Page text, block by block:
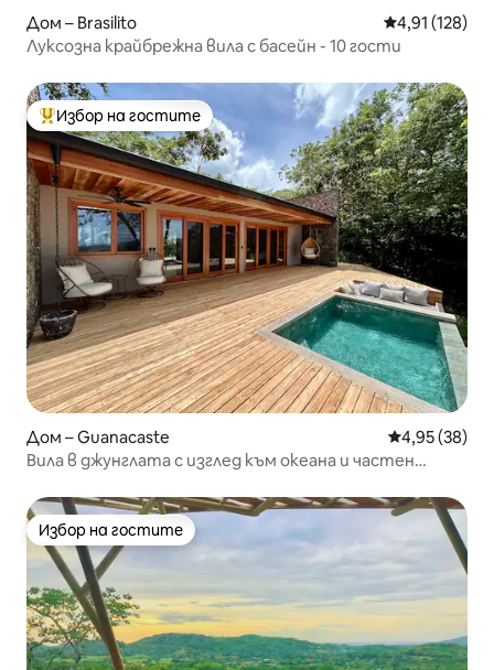
Дом – Brasilito Средна
4,91 (128)
Луксозна крайбрежна вила с басейн - 10 гости
Най-популярен избор на гостите
Избор на гостите
Дом – Guanacaste Средна
4,95 (38)
Вила в джунглата с изглед към океана и частен
Избор на гостите
Избор на гостите